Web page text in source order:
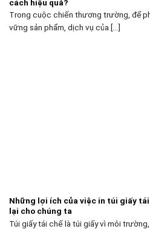
cách hiệu quả?
Trong cuộc chiến thương trường, để
vững sản phẩm, dịch vụ của [...]
Những lợi ích của việc in túi giấy tái
lại cho chúng ta
Túi giấy tái chế là túi giấy vì môi